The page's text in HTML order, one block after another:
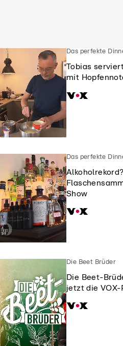
Das perfekte
Tobias
mit
Das perfekte
Show
Die Beet Brüder
Die Beet-
jetzt die